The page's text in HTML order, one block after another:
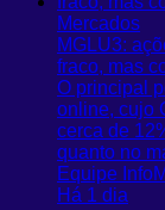
Mercados
MGLU3:
fraco, mas
O principal
online, cujo
cerca de
quanto no
Equipe
Há 1 dia